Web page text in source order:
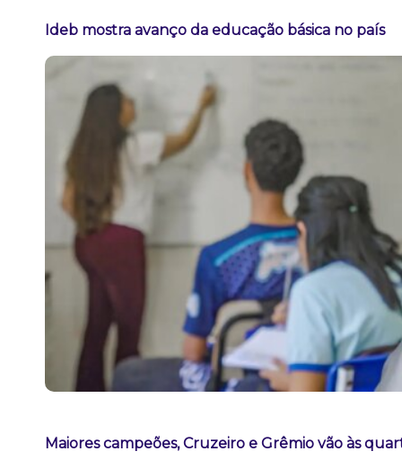
Ideb mostra avanço da educação básica no país
Maiores campeões, Cruzeiro e Grêmio vão às